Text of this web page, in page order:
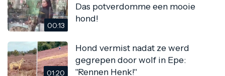
00:13
Das potverdomme een mooie
hond!
01:20
Hond vermist nadat ze werd
gegrepen door wolf in Epe:
"Rennen Henk!"